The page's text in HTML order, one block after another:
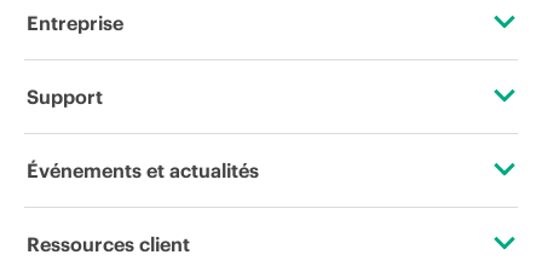
Entreprise
À propos de HPE
Responsabilité d’entreprise
Support
Services d’assistance opérationnelle (OSS)
Événements et actualités
Événements
Ressources client